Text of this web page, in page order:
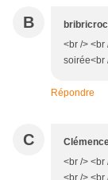
B
<br /> <br
soirée<br
Répondre
C
<br /> <br
<br /> <br